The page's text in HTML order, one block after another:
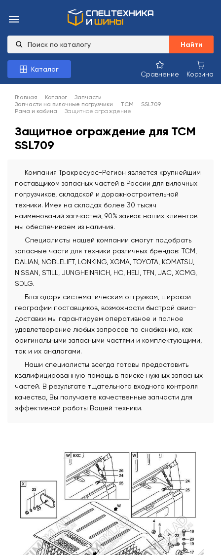
Найти
Каталог
Сравнение Корзина
Главная Каталог
Запчасти
Запчасти на вилочные погрузчики
TCM
SSL709
Рама и кабина
Защитное ограждение
Защитное ограждение для TCM
SSL709
Компания Тракресурс-Регион является крупнейшим
поставщиком запасных частей в России для вилочных
погрузчиков, складской и дорожностроительной
техники. Имея на складах более 30 тысяч
наименований запчастей, 90% заявок наших клиентов
мы обеспечиваем из наличия.
Специалисты нашей компании смогут подобрать
запасные части для техники различных брендов: TCM,
DALIAN, NOBLELIFT, LONKING, XGMA, TOYOTA, KOMATSU,
NISSAN, STILL, JUNGHEINRICH, HC, HELI, TFN, JAC, XCMG,
SDLG.
Благодаря систематическим отгрузкам, широкой
географии поставщиков, возможности быстрой авиа-
доставки мы гарантируем оперативное и полное
удовлетворение любых запросов по снабжению, как
оригинальными запасными частями и комплектующими,
так и их аналогами.
Наши специалисты всегда готовы предоставить
квалифицированную помощь в поиске нужных запасных
частей. В результате тщательного входного контроля
качества, Вы получаете качественные запчасти для
эффективной работы Вашей техники.